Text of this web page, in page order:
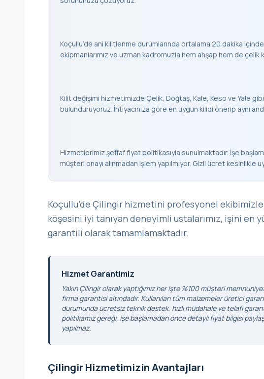
Koçullu’de ani kilitlenme durumlarında ortalama 20 dakika
ekipmanlarımız ve uzman kadromuzla hem ahşap hem de çelik
Kilit değişimi hizmetimizde Çelik, Doğtaş, Kale, Keso ve Yale
bulunduruyoruz. İhtiyacınıza göre en uygun kilidi önerip aynı
Hizmetlerimiz şeffaf fiyat politikasıyla sunulmaktadır. İşe
müşteri onayı alınmadan işlem yapılmıyor. Gizli ücret kesinlikle
Koçullu’de Çilingir hizmetini profesyonel
köşesini iyi tanıyan deneyimli ustalarımız, işini en
garantili olarak tamamlamaktadır.
Hizmet Garantimiz
Yakın Çilingir olarak yaptığımız her işte %100 müşteri
firma garantisi altındadır. Kullanılan tüm malzemeler üretici
durumunda ücretsiz teknik destek, hızlı müdahale ve telafi
politikamız gereği, işe başlamadan önce detaylı fiyat bilgisi
yapılmaz.
Çilingir Hizmetimizin Avantajları